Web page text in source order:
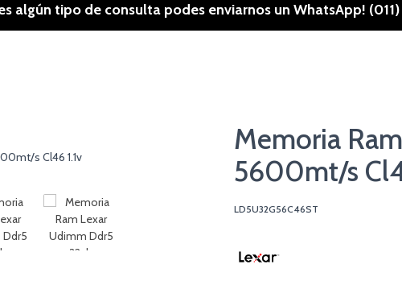
algún tipo de consulta podes enviarnos un WhatsApp! (011)
Memoria
5600mt/s
LD5U32G56C46ST